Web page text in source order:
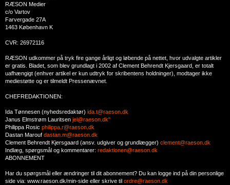
RÆSON Medier
c/o Vartov
Farvergade 27A
1463 København K
CVR: 26972116
RÆSON udkommer på tryk fire gange årligt og løbende på nettet, hvor udvalgte artikler
er gratis. Bladet, som blev grundlagt i 2002 af Clement Behrendt Kjersgaard, er totalt
uafhængigt (enhver artikel er kun udtryk for skribentens holdninger), modtager ikke
mediestøtte og er tilmeldt Pressenævnet.
CHEFREDAKTIONEN:
Ida Tønnesen (nyhedsredaktør) ida.t@raeson.dk
Janus Elmstrøm Lauritsen jel@raeson.dk"
Philippa Rosic philippa.r@raeson.dk
Dastan Marouf dastan.m@raeson.dk
Clement Behrendt Kjersgaard (ansv. udgiver og grundlægger) clement@raeson.dk
Indlæg, spørgsmål og kommentarer: redaktionen@raeson.dk
ABONNEMENT
Har du spørgsmål eller ændringer til dit abonnement? Du kan logge ind på din personlige
side via: www.raeson.dk/min-side eller skrive til ordre@raeson.dk